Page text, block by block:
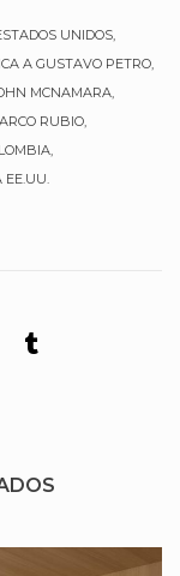
UNIDOS
A GUSTAVO PETRO
MCNAMARA
RUBIO